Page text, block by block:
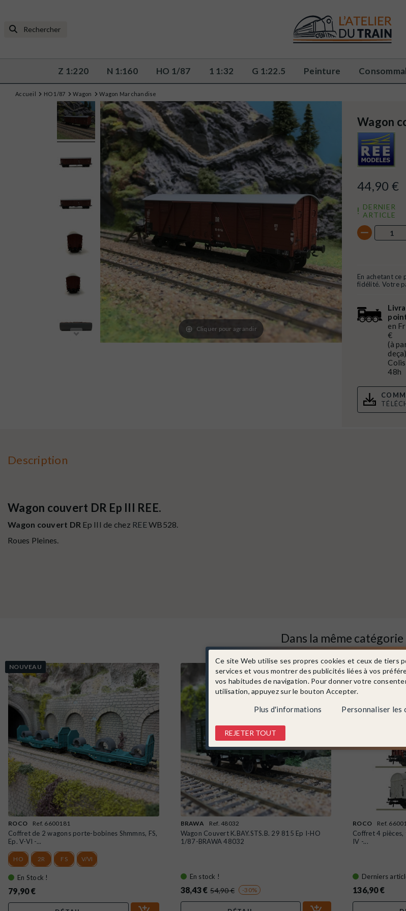
Z 1:220 N 1:160 HO 1/87 1 1:32 G 1:22.5 Peinture
Accueil HO 1/87 Wagon Wagon Marchandise
Cliquer pour agrandir
Wagon
44,90 €
DERNIER
ARTICLE
En achetant ce
fidélité. Votre
en
€
(à
deça)
48h
Description
Wagon couvert DR Ep III REE.
Wagon couvert DR Ep III de chez REEWB528
Roues Pleines.
Dans la même catégorie
NOUVEAU
ROCO Ref. 6600181
Coffret de 2 wagons porte-bobines Shmmns, FS,
Ep. V-VI -...
HO 2R FS V/VI
En Stock !
79,90 €
BRAWA Ref. 48032
Wagon Couvert K.BAY.STS.B. 29 815 Ep I-HO
1/87-BRAWA 48032
En stock !
38,43 € 54,90 € -30%
ROCO Ref.
Coffret 4 pièces,
IV -...
Derniers
136,90 €
Ce site Web utilise ses propres cookies et ceux de tiers
services et vous montrer des publicités liées à vos
vos habitudes de navigation. Pour donner votre
utilisation, appuyez sur le bouton Accepter.
Plus d'informations Personnaliser les
REJETER TOUT